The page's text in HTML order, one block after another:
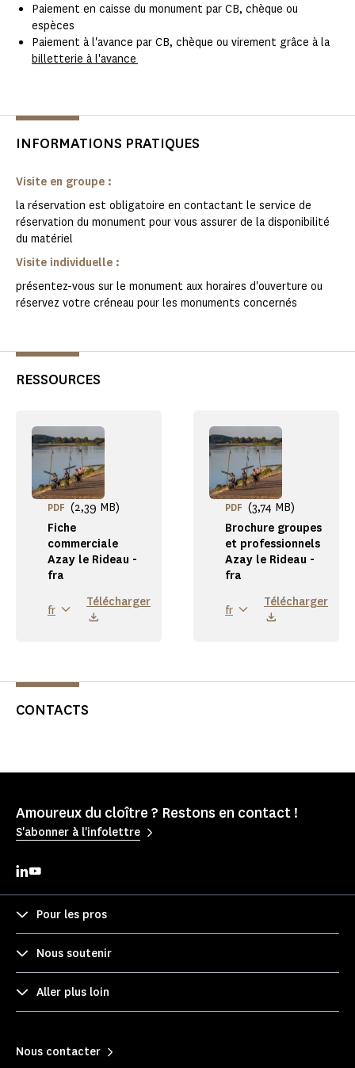
Paiement en caisse du monument par CB, chèque ou
espèces
Paiement à l'avance par CB, chèque ou virement grâce à la
billetterie à l'avance
INFORMATIONS PRATIQUES
Visite en groupe :
la réservation est obligatoire en contactant le service de
réservation du monument pour vous assurer de la disponibilité
du matériel
Visite individuelle :
présentez-vous sur le monument aux horaires d'ouverture ou
réservez votre créneau pour les monuments concernés
RESSOURCES
Fiche
commerciale
Azay le Rideau -
fra
PDF (2,39 MB)
fr
Télécharger
Brochure groupes
et professionnels
Azay le Rideau -
fra
PDF (3,74 MB)
fr
Télécharger
CONTACTS
Amoureux du cloître ? Restons en contact !
S'abonner à l'infolettre
Pour les pros
Nous soutenir
Aller plus loin
Nous contacter